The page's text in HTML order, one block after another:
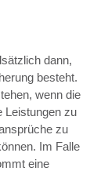
dann,
besteht.
wenn die
Leistungen zu
zu
Im Falle
eine